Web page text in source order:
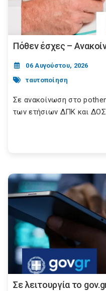
Πόθεν έσχες –
06 Αυγούστου, 2026
ταυτοποίηση
Σε ανακοίνωση στο
των ετήσιων ΔΠΚ και ΔΟΣ
Σε λειτουργία το